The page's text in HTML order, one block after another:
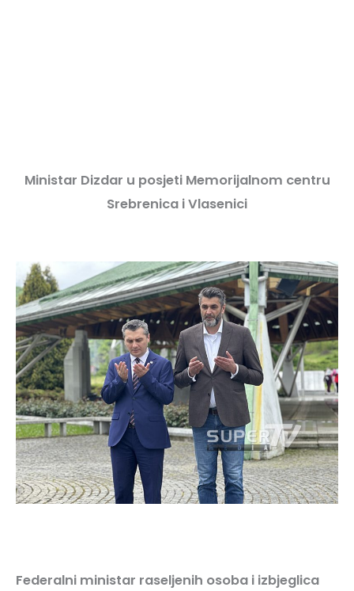
Ministar Dizdar u posjeti Memorijalnom centru
Srebrenica i Vlasenici
Federalni ministar raseljenih osoba i izbjeglica